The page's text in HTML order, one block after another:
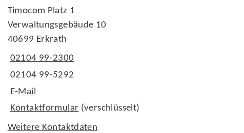
Timocom Platz 1
Verwaltungsgebäude 10
40699 Erkrath
02104 99-2300
02104 99-5292
E-Mail
Kontaktformular (verschlüsselt)
Weitere Kontaktdaten